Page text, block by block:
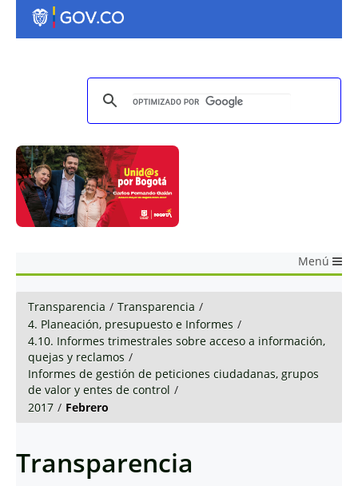
Menú
Transparencia / Transparencia /
4. Planeación, presupuesto e Informes /
4.10. Informes trimestrales sobre acceso a información,
quejas y reclamos /
Informes de gestión de peticiones ciudadanas, grupos
de valor y entes de control /
2017 / Febrero
Transparencia